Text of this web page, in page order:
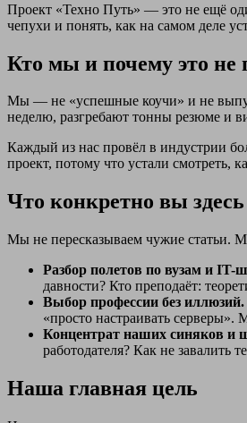
Проект «Техно Путь» — это не ещё
чепухи и понять, как на самом деле
Кто мы и почему это не
Мы — не «успешные коучи» и не
неделю, разгребают тонны резюме и
Каждый из нас провёл в индустрии
проект, потому что устали смотреть,
Что конкретно вы здесь
Мы не пересказываем чужие статьи.
Разбор полетов по вузам и IT-
давности? Кто преподаёт:
Выбор профессии без иллюзий.
«просто настраивать
Концентрат наших синяков и
работодателя? Как не завалить
Наша главная цель